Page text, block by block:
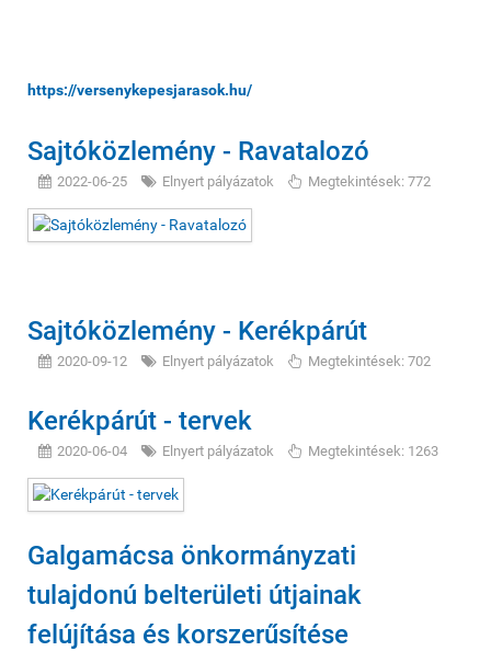
https://versenykepesjarasok.hu/
Sajtóközlemény - Ravatalozó
2022-06-25 Elnyert pályázatok Megtekintések: 772
Sajtóközlemény - Kerékpárút
2020-09-12 Elnyert pályázatok Megtekintések: 702
Kerékpárút - tervek
2020-06-04 Elnyert pályázatok Megtekintések: 1263
Galgamácsa önkormányzati
tulajdonú belterületi útjainak
felújítása és korszerűsítése